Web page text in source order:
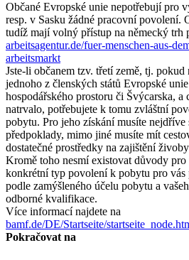
Občané Evropské unie nepotřebují pro
resp. v Sasku žádné pracovní povolení.
tudíž mají volný přístup na německý trh
arbeitsagentur.de/fuer-menschen-aus-
arbeitsmarkt
Jste-li občanem tzv. třetí země, tj.
jednoho z členských států Evropské
hospodářského prostoru či Švýcarska, a
natrvalo, potřebujete k tomu zvláštní
pobytu. Pro jeho získání musíte nejdříve
předpoklady, mimo jiné musíte mít
dostatečné prostředky na zajištění
Kromě toho nesmí existovat důvody
konkrétní typ povolení k pobytu pro vás
podle zamýšleného účelu pobytu a
odborné kvalifikace.
Více informací najdete na
bamf.de/DE/Startseite/
Pokračovat na